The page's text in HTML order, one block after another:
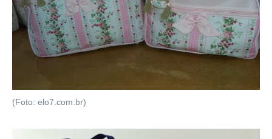
(Foto: elo7.com.br)